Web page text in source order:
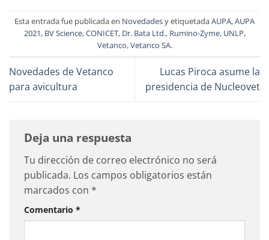
Esta entrada fue publicada en Novedadesy etiquetadaAUPA,AUPA
2021, BV Science,CONICET, Dr. Bata Ltd., Rumino-Zyme, UNLP,
Vetanco,Vetanco SA.
Novedades de Vetanco
para avicultura
Lucas Piroca asume la
presidencia de Nucleovet
Deja una respuesta
Tu dirección de correo electrónico no será
publicada. Los campos obligatorios están
marcados con *
Comentario *